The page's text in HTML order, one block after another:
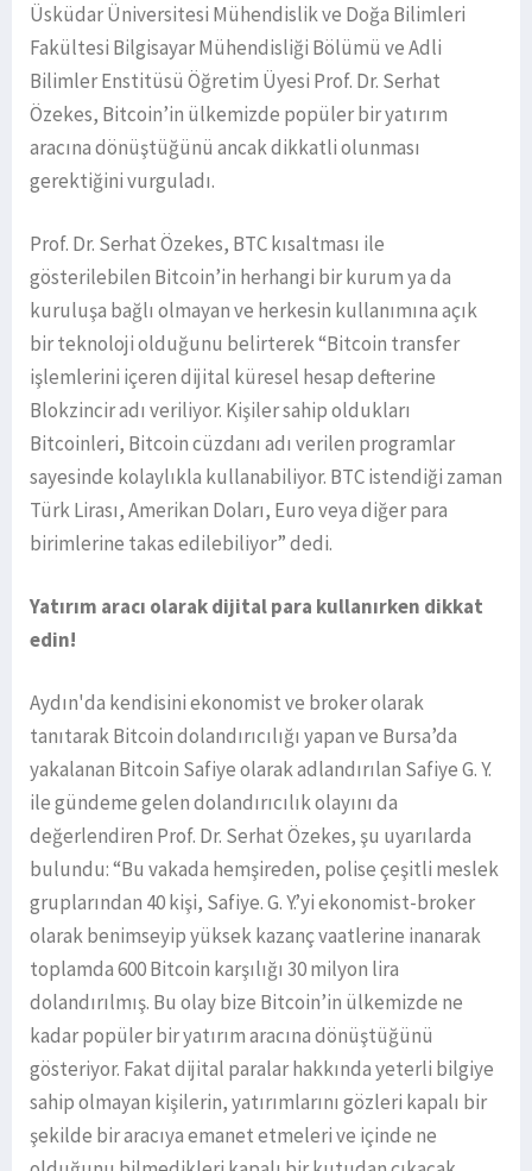
Üsküdar Üniversitesi Mühendislik ve Doğa Bilimleri
Fakültesi Bilgisayar Mühendisliği Bölümü ve Adli
Bilimler Enstitüsü Öğretim Üyesi Prof. Dr. Serhat
Özekes, Bitcoin’in ülkemizde popüler bir yatırım
aracına dönüştüğünü ancak dikkatli olunması
gerektiğini vurguladı.
Prof. Dr. Serhat Özekes, BTC kısaltması ile
gösterilebilen Bitcoin’in herhangi bir kurum ya da
kuruluşa bağlı olmayan ve herkesin kullanımına açık
bir teknoloji olduğunu belirterek “Bitcoin transfer
işlemlerini içeren dijital küresel hesap defterine
Blokzincir adı veriliyor. Kişiler sahip oldukları
Bitcoinleri, Bitcoin cüzdanı adı verilen programlar
sayesinde kolaylıkla kullanabiliyor. BTC istendiği zaman
Türk Lirası, Amerikan Doları, Euro veya diğer para
birimlerine takas edilebiliyor” dedi.
Yatırım aracı olarak dijital para kullanırken dikkat
edin!
Aydın'da kendisini ekonomist ve broker olarak
tanıtarak Bitcoin dolandırıcılığı yapan ve Bursa’da
yakalanan Bitcoin Safiye olarak adlandırılan Safiye G. Y.
ile gündeme gelen dolandırıcılık olayını da
değerlendiren Prof. Dr. Serhat Özekes, şu uyarılarda
bulundu: “Bu vakada hemşireden, polise çeşitli meslek
gruplarından 40 kişi, Safiye. G. Y.’yi ekonomist-broker
olarak benimseyip yüksek kazanç vaatlerine inanarak
toplamda 600 Bitcoin karşılığı 30 milyon lira
dolandırılmış. Bu olay bize Bitcoin’in ülkemizde ne
kadar popüler bir yatırım aracına dönüştüğünü
gösteriyor. Fakat dijital paralar hakkında yeterli bilgiye
sahip olmayan kişilerin, yatırımlarını gözleri kapalı bir
şekilde bir aracıya emanet etmeleri ve içinde ne